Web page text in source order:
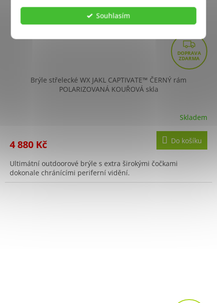
Souhlasím
Z
D
A
Brýle střelecké WX JAKL CAPTIVATE™ ČERNÝ rám
POLARIZOVANÁ KOUŘOVÁ skla
Skladem
4 880 Kč Do košíku
Ultimátní outdoorové brýle s extra širokými čočkami
dokonale chránícími periferní vidění.